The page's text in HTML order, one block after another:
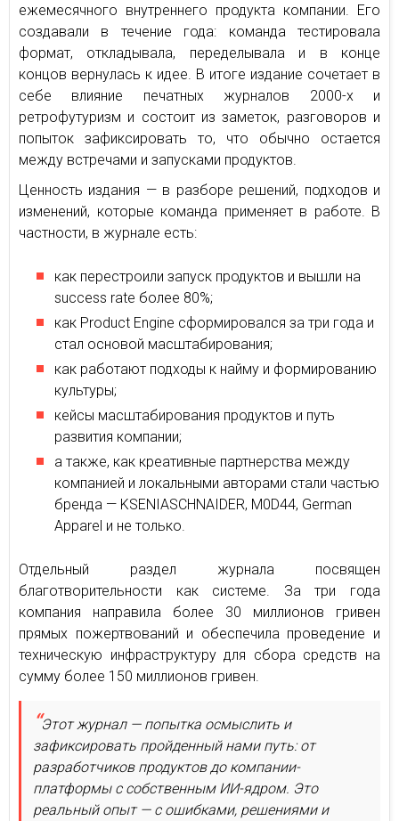
ежемесячного внутреннего продукта компании. Его
создавали в течение года: команда тестировала
формат, откладывала, переделывала и в конце
концов вернулась к идее. В итоге издание сочетает в
себе влияние печатных журналов 2000-х и
ретрофутуризм и состоит из заметок, разговоров и
попыток зафиксировать то, что обычно остается
между встречами и запусками продуктов.
Ценность издания — в разборе решений, подходов и
изменений, которые команда применяет в работе. В
частности, в журнале есть:
как перестроили запуск продуктов и вышли на
success rate более 80%;
как Product Engine сформировался за три года и
стал основой масштабирования;
как работают подходы к найму и формированию
культуры;
кейсы масштабирования продуктов и путь
развития компании;
а также, как креативные партнерства между
компанией и локальными авторами стали частью
бренда — KSENIASCHNAIDER, M0D44, German
Apparel и не только.
Отдельный раздел журнала посвящен
благотворительности как системе. За три года
компания направила более 30 миллионов гривен
прямых пожертвований и обеспечила проведение и
техническую инфраструктуру для сбора средств на
сумму более 150 миллионов гривен.
Этот журнал — попытка осмыслить и
зафиксировать пройденный нами путь: от
разработчиков продуктов до компании-
платформы с собственным ИИ-ядром. Это
реальный опыт — с ошибками, решениями и